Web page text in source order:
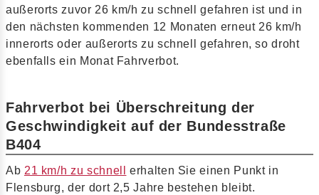
außerorts zuvor 26 km/h zu schnell gefahren ist und in
den nächsten kommenden 12 Monaten erneut 26 km/h
innerorts oder außerorts zu schnell gefahren, so droht
ebenfalls ein Monat Fahrverbot.
Fahrverbot bei Überschreitung der
Geschwindigkeit auf der Bundesstraße
B404
Ab 21 km/h zu schnell
erhalten Sie einen Punkt in
Flensburg, der dort 2,5 Jahre bestehen bleibt.